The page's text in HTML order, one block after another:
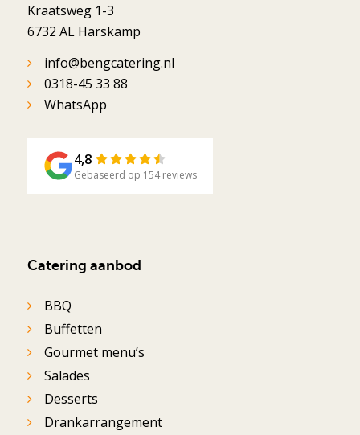
Kraatsweg 1-3
6732 AL Harskamp
info@bengcatering.nl
0318-45 33 88
WhatsApp
4,8
Gebaseerd op 154 reviews
Catering aanbod
BBQ
Buffetten
Gourmet menu’s
Salades
Desserts
Drankarrangement